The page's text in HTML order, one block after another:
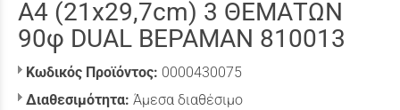
Α4 (21x29,7cm) 3 ΘΕΜΑΤΩΝ
90φ DUAL ΒΕΡΑΜΑΝ 810013
Κωδικός Προϊόντος: 0000430075
Διαθεσιμότητα: Άμεσα διαθέσιμο